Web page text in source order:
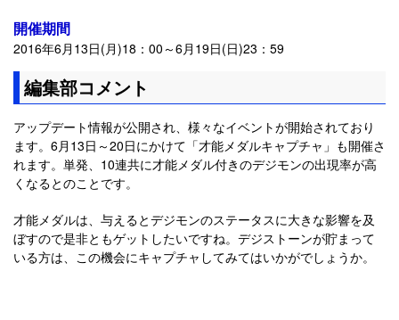
開催期間
2016年6月13日(月)18：00～6月19日(日)23：59
編集部コメント
アップデート情報が公開され、様々なイベントが開始されており
ます。6月13日～20日にかけて「才能メダルキャプチャ」も開催さ
れます。単発、10連共に才能メダル付きのデジモンの出現率が高
くなるとのことです。
才能メダルは、与えるとデジモンのステータスに大きな影響を及
ぼすので是非ともゲットしたいですね。デジストーンが貯まって
いる方は、この機会にキャプチャしてみてはいかがでしょうか。